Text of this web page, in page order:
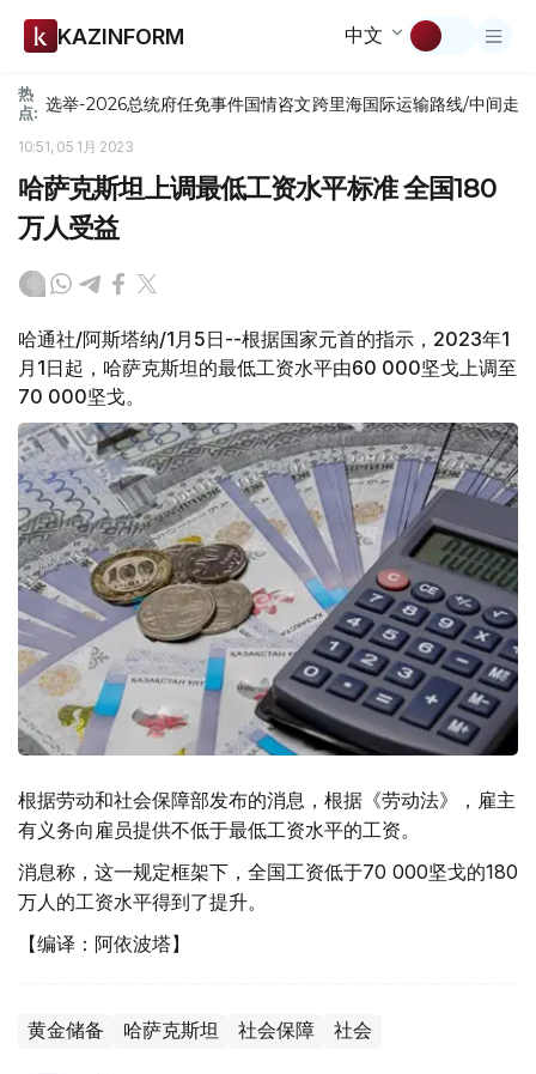
KAZINFORM 中文
热
点: 选举-2026总统府任免事件国情咨文跨里海国际运输路线/中间走廊
10:51, 05 1月 2023
哈萨克斯坦上调最低工资水平标准 全国180
万人受益
哈通社/阿斯塔纳/1月5日--根据国家元首的指示，2023年1
月1日起，哈萨克斯坦的最低工资水平由60 000坚戈上调至
70 000坚戈。
根据劳动和社会保障部发布的消息，根据《劳动法》，雇主
有义务向雇员提供不低于最低工资水平的工资。
消息称，这一规定框架下，全国工资低于70 000坚戈的180
万人的工资水平得到了提升。
【编译：阿依波塔】
黄金储备 哈萨克斯坦 社会保障 社会